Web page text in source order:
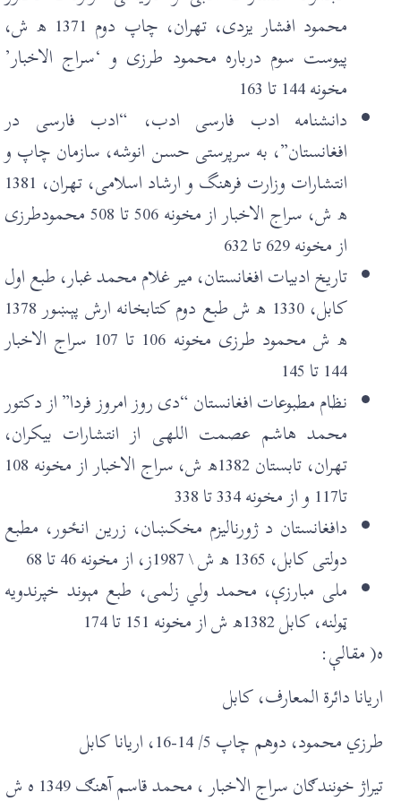
محمود افشار يزدی، تهران، چاپ دوم 1371 ھ ش،
پيوست سوم درباره محمود طرزی و ‘سراج الاخبار’
مخونه 144 تا 163
دانشنامه ادب فارسی ادب، “ادب فارسی در
افغانستان”، به سرپرستی حسن انوشه، سازمان چاپ و
انتشارات وزارت فرهنگ و ارشاد اسلامی، تهران، 1381
ھ ش، سراج الاخبار از مخونه 506 تا 508 محمودطرزی
از مخونه 629 تا 632
تاريخ ادبيات افغانستان، مير غلام محمد غبار، طبع اول
کابل، 1330 ھ ش طبع دوم کتابخانه ارش پېښور 1378
ھ ش محمود طرزی مخونه 106 تا 107 سراج الاخبار
144 تا 145
نظام مطبوعات افغانستان “دی روز امروز فردا” از دکتور
محمد هاشم عصمت اللهی از انتشارات بيکران،
تهران، تابستان 1382ھ ش، سراج الاخبار از مخونه 108
تا117 و از مخونه 334 تا 338
دافغانستان د ژورناليزم مخکښان، زرين انځور، مطبع
دولتی کابل، 1365 ھ ش \ 1987ز، از مخونه 46 تا 68
ملی مبارزې، محمد ولي زلمی، طبع مېوند خپرندويه
ټولنه، کابل 1382ھ ش از مخونه 151 تا 174
ه( مقالې:
اريانا دائرة المعارف، کابل
طرزي محمود، دوهم چاپ 5/ 14-16، اريانا کابل
تيراژ خونندګان سراج الاخبار ، محمد قاسم آهنګ 1349 ه ش